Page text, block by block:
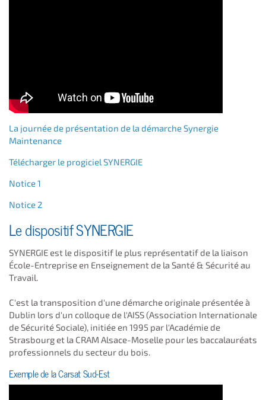
La journée de présentation de la démarche Synergie
Maintenance
Télécharger le progiciel SYNERGIE
Notice 1
Notice 2
Le dispositif SYNERGIE
SYNERGIE est le dispositif le plus représentatif de la liaison
École-Entreprise en Enseignement de la Santé & Sécurité au
Travail.
C'est la transposition d'une démarche originale présentée à
Dublin lors d'un colloque de l'AISS (Association Internationale
de Sécurité Sociale), initiée en 1995 par l'Académie de
Strasbourg et la CRAM Alsace-Moselle pour les baccalauréats
professionnels du secteur du bois.
Exemple de la Carsat Sud-Est